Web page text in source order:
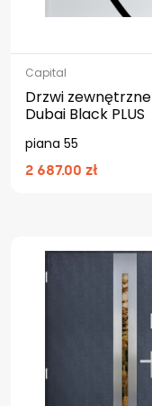
Capital
Drzwi zewnętrzne
Dubai Black PLUS
piana 55
2 687.00 zł